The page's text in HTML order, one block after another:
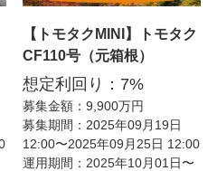
【トモタクMINI】トモタク
CF110号（元箱根）
想定利回り：7%
募集金額：9,900万円
募集期間：2025年09月19日
12:00〜2025年09月25日 12:00
運用期間：2025年10月01日〜